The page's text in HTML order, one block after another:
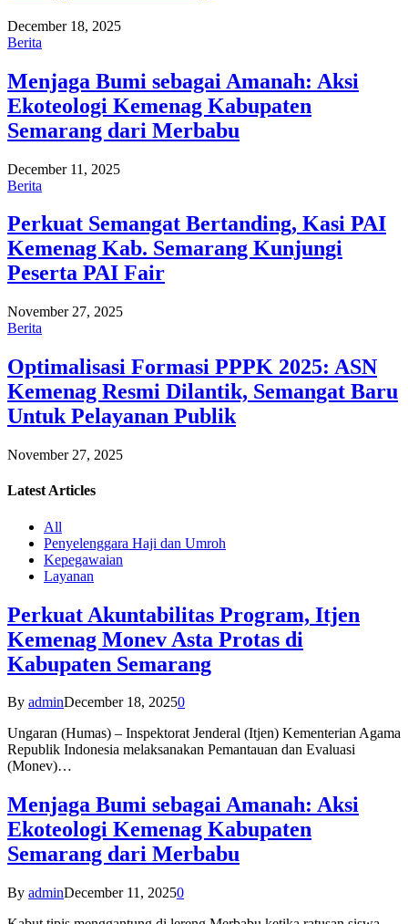
December 18, 2025
Berita
Menjaga Bumi sebagai Amanah: Aksi
Ekoteologi Kemenag Kabupaten
Semarang dari Merbabu
December 11, 2025
Berita
Perkuat Semangat Bertanding, Kasi PAI
Kemenag Kab. Semarang Kunjungi
Peserta PAI Fair
November 27, 2025
Berita
Optimalisasi Formasi PPPK 2025: ASN
Kemenag Resmi Dilantik, Semangat Baru
Untuk Pelayanan Publik
November 27, 2025
Latest Articles
All
Penyelenggara Haji dan Umroh
Kepegawaian
Layanan
Perkuat Akuntabilitas Program, Itjen
Kemenag Monev Asta Protas di
Kabupaten Semarang
By adminDecember 18, 20250
Ungaran (Humas) – Inspektorat Jenderal (Itjen) Kementerian Agama
Republik Indonesia melaksanakan Pemantauan dan Evaluasi
(Monev)…
Menjaga Bumi sebagai Amanah: Aksi
Ekoteologi Kemenag Kabupaten
Semarang dari Merbabu
By adminDecember 11, 20250